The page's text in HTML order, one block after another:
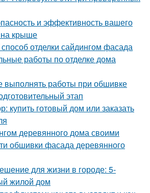
и эффективность вашего
крыше
отделки сайдингом фасада
работы по отделке дома
выполнять работы при обшивке
этап
купить готовый дом или заказать
деревянного дома своими
обшивки фасада деревянного
для жизни в городе: 5-
жилой дом